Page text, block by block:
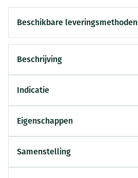
Beschikbare leveringsmethoden
Beschrijving
Indicatie
Eigenschappen
Samenstelling